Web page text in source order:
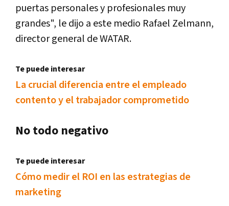
puertas personales y profesionales muy
grandes", le dijo a este medio Rafael Zelmann,
director general de WATAR.
Te puede interesar
La crucial diferencia entre el empleado
contento y el trabajador comprometido
No todo negativo
Te puede interesar
Cómo medir el ROI en las estrategias de
marketing